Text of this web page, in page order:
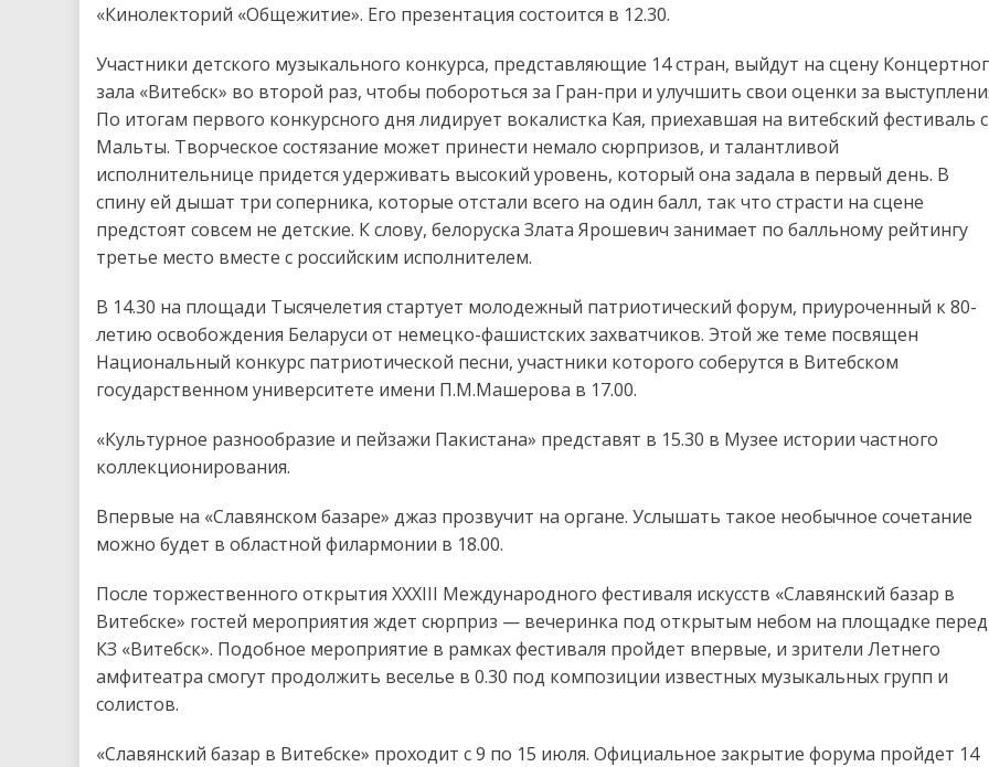
«Кинолекторий «Общежитие». Его презентация состоится в 12.30.
Участники детского музыкального конкурса, представляющие 14 стран, выйдут на сцену
зала «Витебск» во второй раз, чтобы побороться за Гран-при и улучшить свои оценки за
По итогам первого конкурсного дня лидирует вокалистка Кая, приехавшая на витебский фестиваль с
Мальты. Творческое состязание может принести немало сюрпризов, и талантливой
исполнительнице придется удерживать высокий уровень, который она задала в первый день. В
спину ей дышат три соперника, которые отстали всего на один балл, так что страсти на сцене
предстоят совсем не детские. К слову, белоруска Злата Ярошевич занимает по балльному рейтингу
третье место вместе с российским исполнителем.
В 14.30 на площади Тысячелетия стартует молодежный патриотический форум, приуроченный к 80-
летию освобождения Беларуси от немецко-фашистских захватчиков. Этой же теме посвящен
Национальный конкурс патриотической песни, участники которого соберутся в Витебском
государственном университете имени П.М.Машерова в 17.00.
«Культурное разнообразие и пейзажи Пакистана» представят в 15.30 в Музее истории частного
коллекционирования.
Впервые на «Славянском базаре» джаз прозвучит на органе. Услышать такое необычное сочетание
можно будет в областной филармонии в 18.00.
После торжественного открытия XXXIII Международного фестиваля искусств «Славянский базар в
Витебске» гостей мероприятия ждет сюрприз — вечеринка под открытым небом на площадке перед
КЗ «Витебск». Подобное мероприятие в рамках фестиваля пройдет впервые, и зрители Летнего
амфитеатра смогут продолжить веселье в 0.30 под композиции известных музыкальных групп и
солистов.
«Славянский базар в Витебске» проходит с 9 по 15 июля. Официальное закрытие форума пройдет 14